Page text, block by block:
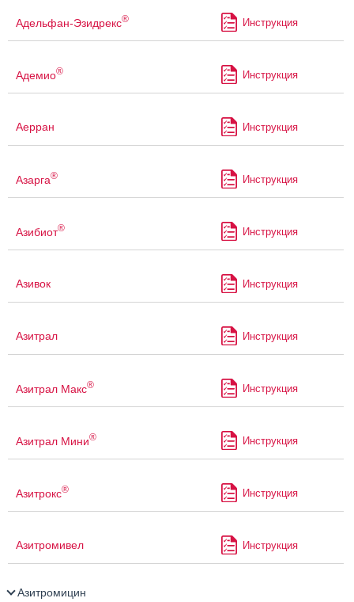
Адельфан-Эзидрекс® Инструкция
Адемио® Инструкция
Аерран Инструкция
Азарга® Инструкция
Азибиот® Инструкция
Азивок Инструкция
Азитрал Инструкция
Азитрал Макс® Инструкция
Азитрал Мини® Инструкция
Азитрокс® Инструкция
Азитромивел Инструкция
Азитромицин